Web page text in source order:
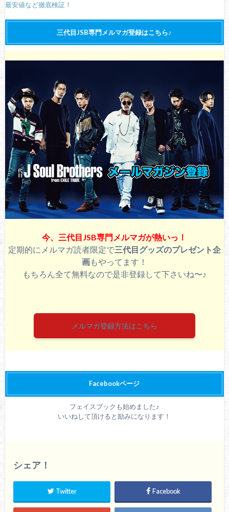
最安値など徹底検証！
三代目JSB専門メルマガ登録はこちら♪
今、三代目JSB専門メルマガが熱いっ！
定期的にメルマガ読者限定で三代目グッズのプレゼント企
画もやってます！
もちろん全て無料なので是非登録して下さいね〜♪
メルマガ登録方法はこちら
Facebookページ
フェイスブックも始めました♪
いいねして頂けると励みになります！
シェア！
Twitter Facebook